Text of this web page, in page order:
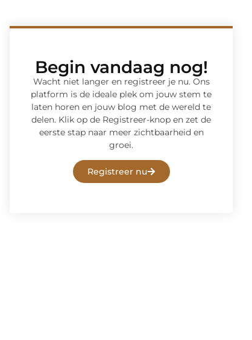
Begin vandaag nog!
Wacht niet langer en registreer je nu. Ons
platform is de ideale plek om jouw stem te
laten horen en jouw blog met de wereld te
delen. Klik op de Registreer-knop en zet de
eerste stap naar meer zichtbaarheid en
groei.
Registreer nu